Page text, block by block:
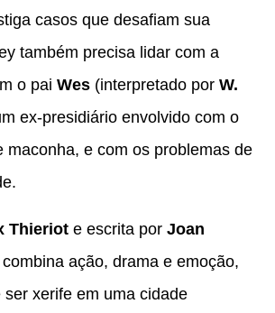
casos que desafiam sua
também precisa lidar com a
o pai Wes (interpretado por W.
ex-presidiário envolvido com o
maconha, e com os problemas de
Thieriot e escrita por Joan
ação, drama e emoção,
ser xerife em uma cidade